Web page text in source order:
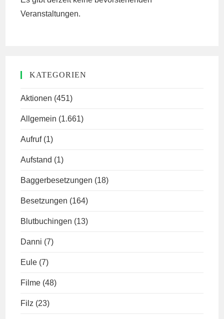
Veranstaltungen.
KATEGORIEN
Aktionen (451)
Allgemein (1.661)
Aufruf (1)
Aufstand (1)
Baggerbesetzungen (18)
Besetzungen (164)
Blutbuchingen (13)
Danni (7)
Eule (7)
Filme (48)
Filz (23)